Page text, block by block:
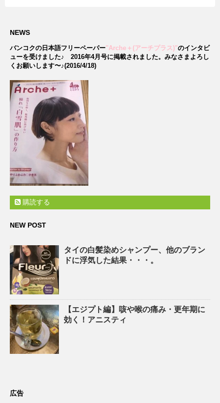
NEWS
バンコクの日本語フリーペーパー"Arche＋(アーチプラス)"のインタビ
ューを受けました♪ 2016年4月号に掲載されました。みなさまよろし
くお願いします〜♪(2016/4/18)
購読する
NEW POST
タイの白髪染めシャンプー、他のブラン
ドに浮気した結果・・・。
【エジプト編】咳や喉の痛み・更年期に
効く！アニスティ
広告